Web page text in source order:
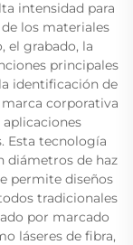
intensidad para
los materiales
el grabado, la
principales
identificación de
corporativa
Esta tecnología
diámetros de haz
permite diseños
tradicionales
por marcado
láseres de fibra,